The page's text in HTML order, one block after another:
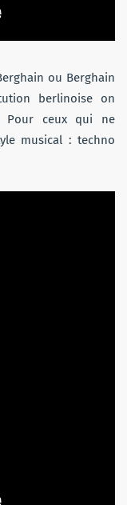
ou Berghain
berlinoise on
Pour ceux qui ne
musical : techno